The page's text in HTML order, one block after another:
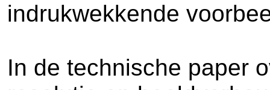
indrukwekkende
In de technische paper